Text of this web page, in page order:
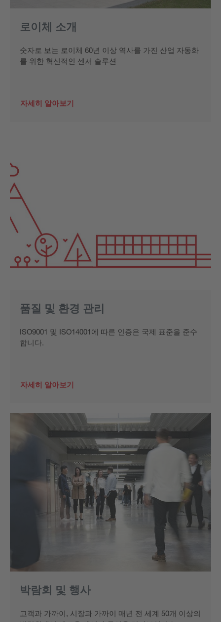
로이체 소개
숫자로 보는 로이체 60년 이상 역사를 가진 산업 자동화
를 위한 혁신적인 센서 솔루션
자세히 알아보기
품질 및 환경 관리
ISO9001 및 ISO14001에 따른 인증은 국제 표준을 준수
합니다.
자세히 알아보기
박람회 및 행사
고객과 가까이, 시장과 가까이 매년 전 세계 50개 이상의